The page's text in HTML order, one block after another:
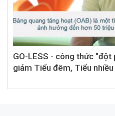
GO-LESS - công thức
giảm Tiểu đêm, Tiểu